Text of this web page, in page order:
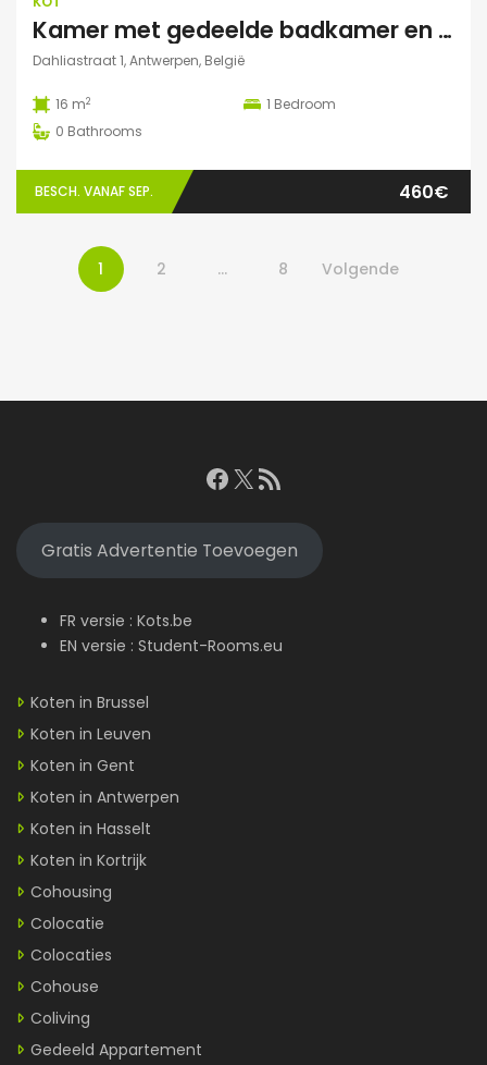
Kamer met gedeelde badkamer en keuken
Dahliastraat 1, Antwerpen, België
16 m2 1 Bedroom
0 Bathrooms
BESCH. VANAF SEP. 460€
1 2 … 8 Volgende
Facebook
X RSS feed
Gratis Advertentie Toevoegen
FR versie : Kots.be
EN versie : Student-Rooms.eu
Koten in Brussel
Koten in Leuven
Koten in Gent
Koten in Antwerpen
Koten in Hasselt
Koten in Kortrijk
Cohousing
Colocatie
Colocaties
Cohouse
Coliving
Gedeeld Appartement